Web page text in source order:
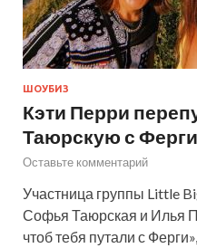
ШОУБИЗ
Кэти Перри
Таюрскую с Ферги
Оставьте комментарий
Участница группы Little
Софья Таюрская и Илья
чтоб тебя путали с